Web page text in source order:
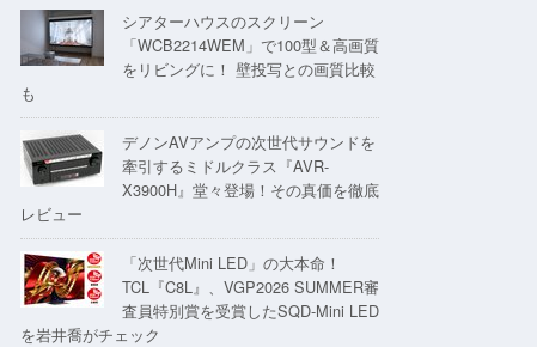
シアターハウスのスクリーン
「WCB2214WEM」で100型＆高画質
をリビングに！ 壁投写との画質比較
も
デノンAVアンプの次世代サウンドを
牽引するミドルクラス『AVR-
X3900H』堂々登場！その真価を徹底
レビュー
「次世代Mini LED」の大本命！
TCL『C8L』、VGP2026 SUMMER審
査員特別賞を受賞したSQD-Mini LED
を岩井喬がチェック